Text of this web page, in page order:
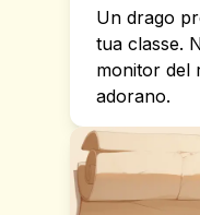
Un drago
tua classe.
monitor del
adorano.